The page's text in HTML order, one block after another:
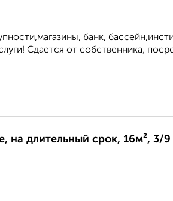
банк,
Сдается от собственника,
на длительный срок, 16м², 3/